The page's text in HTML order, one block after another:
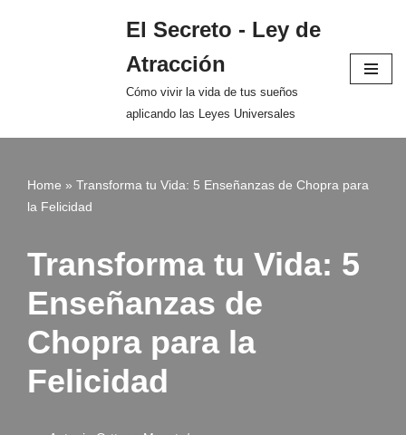
El Secreto - Ley de
Atracción
Cómo vivir la vida de tus sueños
aplicando las Leyes Universales
Home » Transforma tu Vida: 5 Enseñanzas de Chopra para
la Felicidad
Transforma tu Vida: 5
Enseñanzas de
Chopra para la
Felicidad